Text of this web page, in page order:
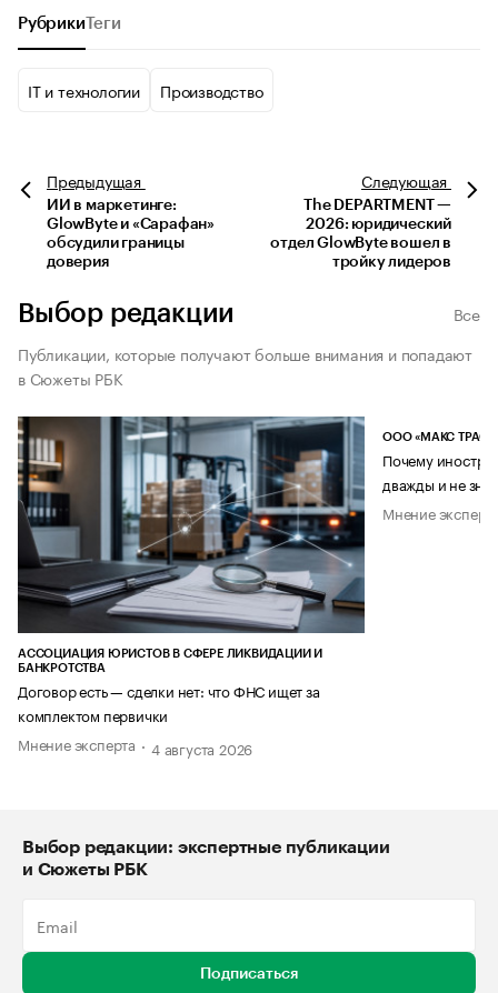
Рубрики Теги
IT и технологии Производство
Предыдущая
ИИ в маркетинге:
GlowByte и «Сарафан»
обсудили границы
доверия
Следующая
The DEPARTMENT —
2026: юридический
отдел GlowByte вошел в
тройку лидеров
Выбор редакции
Все
Публикации, которые получают больше внимания и попадают
в Сюжеты РБК
АССОЦИАЦИЯ ЮРИСТОВ В СФЕРЕ ЛИКВИДАЦИИ И
БАНКРОТСТВА
Договор есть — сделки нет: что ФНС ищет за
комплектом первички
Мнение эксперта
4 августа 2026
ООО «МАКС ТРАСТ»
Почему
дважды и не
Мнение
Выбор редакции: экспертные публикации
и Сюжеты РБК
Подписаться